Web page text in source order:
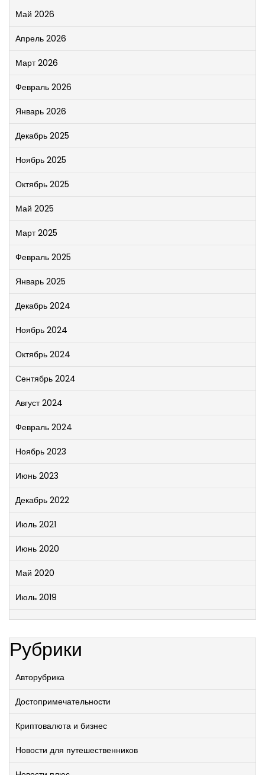
Май 2026
Апрель 2026
Март 2026
Февраль 2026
Январь 2026
Декабрь 2025
Ноябрь 2025
Октябрь 2025
Май 2025
Март 2025
Февраль 2025
Январь 2025
Декабрь 2024
Ноябрь 2024
Октябрь 2024
Сентябрь 2024
Август 2024
Февраль 2024
Ноябрь 2023
Июнь 2023
Декабрь 2022
Июль 2021
Июнь 2020
Май 2020
Июль 2019
Рубрики
Авторубрика
Достопримечательности
Криптовалюта и бизнес
Новости для путешественников